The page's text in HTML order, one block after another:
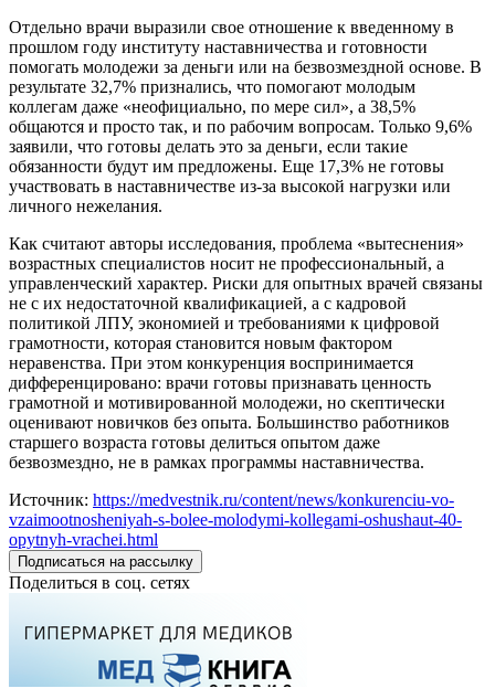
Отдельно врачи выразили свое отношение к введенному в
прошлом году институту наставничества и готовности
помогать молодежи за деньги или на безвозмездной основе. В
результате 32,7% признались, что помогают молодым
коллегам даже «неофициально, по мере сил», а 38,5%
общаются и просто так, и по рабочим вопросам. Только 9,6%
заявили, что готовы делать это за деньги, если такие
обязанности будут им предложены. Еще 17,3% не готовы
участвовать в наставничестве из-за высокой нагрузки или
личного нежелания.
Как считают авторы исследования, проблема «вытеснения»
возрастных специалистов носит не профессиональный, а
управленческий характер. Риски для опытных врачей связаны
не с их недостаточной квалификацией, а с кадровой
политикой ЛПУ, экономией и требованиями к цифровой
грамотности, которая становится новым фактором
неравенства. При этом конкуренция воспринимается
дифференцировано: врачи готовы признавать ценность
грамотной и мотивированной молодежи, но скептически
оценивают новичков без опыта. Большинство работников
старшего возраста готовы делиться опытом даже
безвозмездно, не в рамках программы наставничества.
Источник: https://medvestnik.ru/content/news/konkurenciu-vo-
vzaimootnosheniyah-s-bolee-molodymi-kollegami-oshushaut-40-
opytnyh-vrachei.html
Подписаться на рассылку
Поделиться в соц. сетях